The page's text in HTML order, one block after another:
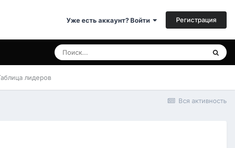
Уже есть аккаунт? Войти Регистрация
лидеров
Вся активность